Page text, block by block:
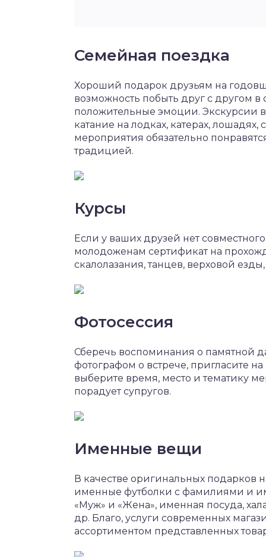
Семейная поездка
Хороший подарок друзьям на
возможность побыть друг с другом
положительные эмоции. Экскурсии
катание на лодках, катерах,
мероприятия обязательно
традицией.
Курсы
Если у ваших друзей нет
молодоженам сертификат на
скалолазания, танцев, верховой
Фотосессия
Сберечь воспоминания о памятной
фотографом о встрече, пригласите
выберите время, место и тематику
порадует супругов.
Именные вещи
В качестве оригинальных подарков
именные футболки с фамилиями и
«Муж» и «Жена», именная посуда,
др. Благо, услуги современных
ассортиментом представленных